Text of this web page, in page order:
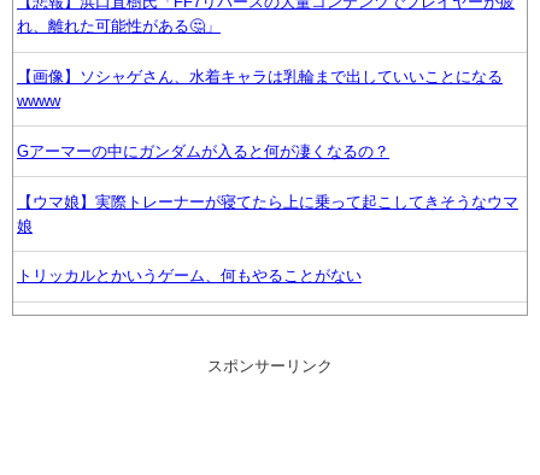
れ、離れた可能性がある🤔」
【画像】ソシャゲさん、水着キャラは乳輪まで出していいことになる
wwww
Gアーマーの中にガンダムが入ると何が凄くなるの？
【ウマ娘】実際トレーナーが寝てたら上に乗って起こしてきそうなウマ
娘
トリッカルとかいうゲーム、何もやることがない
スポンサーリンク